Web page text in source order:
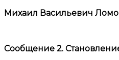
Михаил Васильевич
Сообщение 2.